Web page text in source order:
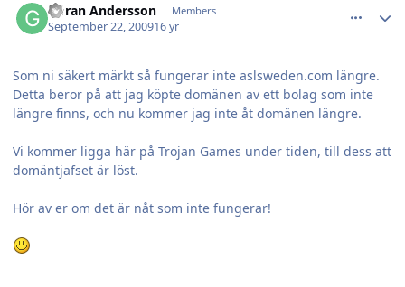
Göran Andersson Members
September 22, 200916 yr
Som ni säkert märkt så fungerar inte aslsweden.com längre.
Detta beror på att jag köpte domänen av ett bolag som inte
längre finns, och nu kommer jag inte åt domänen längre.
Vi kommer ligga här på Trojan Games under tiden, till dess att
domäntjafset är löst.
Hör av er om det är nåt som inte fungerar!